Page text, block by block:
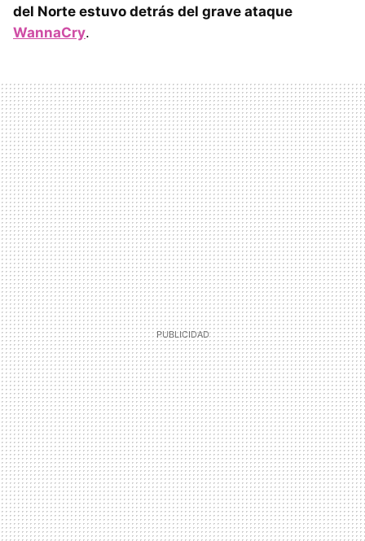
del Norte estuvo detrás del grave ataque
WannaCry.